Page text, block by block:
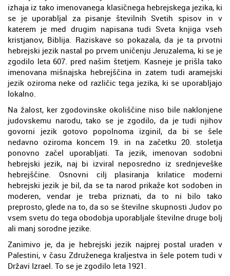
izhaja iz tako imenovanega klasičnega hebrejskega jezika, ki
se je uporabljal za pisanje številnih Svetih spisov in v
katerem je med drugim napisana tudi Sveta knjiga vseh
kristjanov, Biblija. Raziskave so pokazala, da je ta prvotni
hebrejski jezik nastal po prvem uničenju Jeruzalema, ki se je
zgodilo leta 607. pred našim štetjem. Kasneje je prišla tako
imenovana mišnajska hebrejščina in zatem tudi aramejski
jezik oziroma neke od različic tega jezika, ki se uporabljajo
lokalno.
Na žalost, ker zgodovinske okoliščine niso bile naklonjene
judovskemu narodu, tako se je zgodilo, da je tudi njihov
govorni jezik gotovo popolnoma izginil, da bi se šele
nedavno oziroma koncem 19. in na začetku 20. stoletja
ponovno začel uporabljati. Ta jezik, imenovan sodobni
hebrejski jezik, naj bi izviral neposredno iz srednjeveške
hebrejščine. Osnovni cilj plasiranja krilatice moderni
hebrejski jezik je bil, da se ta narod prikaže kot sodoben in
moderen, vendar je treba priznati, da to ni bilo tako
preprosto, glede na to, da so se številne skupnosti Judov po
vsem svetu do tega obodobja uporabljale številne druge bolj
ali manj sorodne jezike.
Zanimivo je, da je hebrejski jezik najprej postal uraden v
Palestini, v času Združenega kraljestva in šele potem tudi v
Državi Izrael. To se je zgodilo leta 1921.